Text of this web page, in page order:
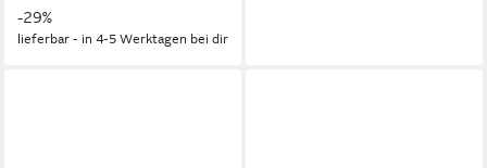
-29%
lieferbar - in 4-5 Werktagen bei dir